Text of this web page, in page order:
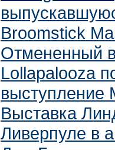
Broomstick
Отмененный
Lollapalooza
выступление
Выставка
Ливерпуле в